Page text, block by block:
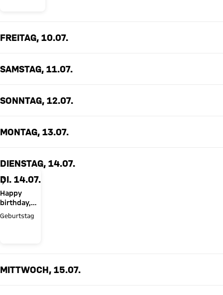
FREITAG, 10.07.
SAMSTAG, 11.07.
SONNTAG, 12.07.
MONTAG, 13.07.
DIENSTAG, 14.07.
DI. 14.07.
Happy
birthday,
Serge
Geburtstag
MITTWOCH, 15.07.